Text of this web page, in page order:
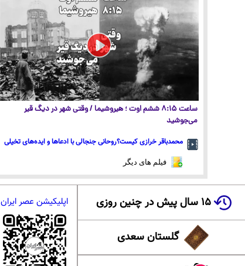
ساعت ۸:۱۵ ششم اوت ؛ هیروشیما / وقتی شهر در دیگ قیر
می‌جوشید
محمدباقر خرازی کیست؟روحانی جنجالی با ادعاها و ایده‌های تخیلی
فیلم های دیگر
۱۵ سال پیش در چنین روزی
گلستان سعدی
اپلیکیشن عصر ایران